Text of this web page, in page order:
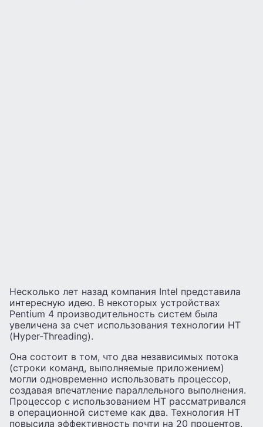
Несколько лет назад компания Intel представила
интересную идею. В некоторых устройствах
Pentium 4 производительность систем была
увеличена за счет использования технологии HT
(Hyper-Threading).
Она состоит в том, что два независимых потока
(строки команд, выполняемые приложением)
могли одновременно использовать процессор,
создавая впечатление параллельного выполнения.
Процессор с использованием HT рассматривался
в операционной системе как два. Технология HT
повысила эффективность почти на 20 процентов.